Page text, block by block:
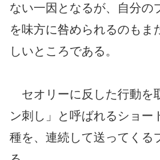
ない一因となるが、自分の
を味方に咎められるのもま
しいところである。
セオリーに反した行動を
ン刺し」と呼ばれるショー
種を、連続して送ってくる